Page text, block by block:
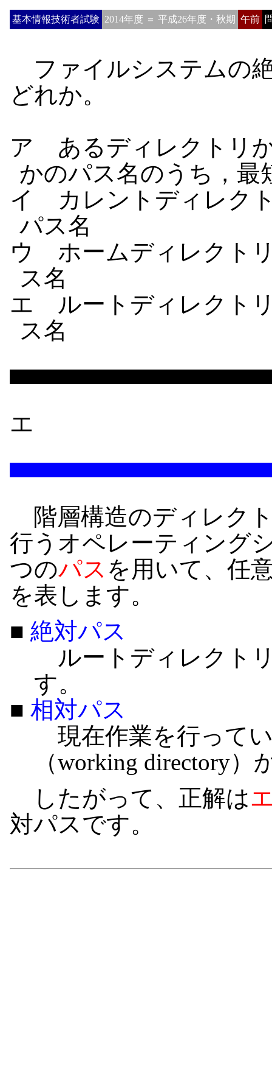
基本情報技術者試験 2014年度 ＝ 平成26年度・秋期 午前
ファイルシステムの
どれか。
ア あるディレクトリ
かのパス名のうち，最
イ カレントディレク
パス名
ウ ホームディレクト
ス名
エ ルートディレクト
ス名
エ
階層構造のディレク
行うオペレーティング
つのパス を用いて、任
を表します。
■ 絶対パス
ルートディレクト
す。
■ 相対パス
現在作業を行って
（working directory
したがって、正解は
対パスです。